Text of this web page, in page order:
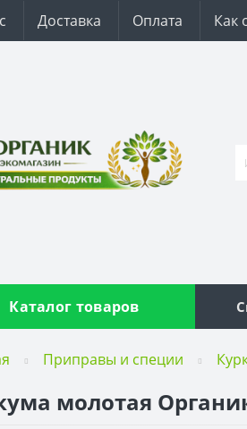
Доставка Оплата Как
Каталог товаров
Приправы и специи
молотая